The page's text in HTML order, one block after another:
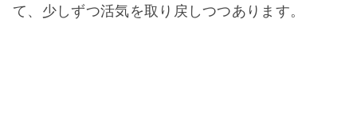
て、少しずつ活気を取り戻しつつあります。